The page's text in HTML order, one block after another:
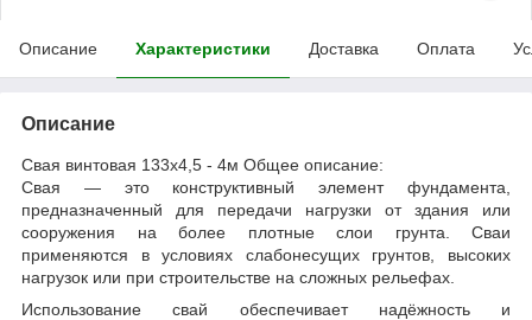
Описание Характеристики Доставка Оплата
Описание
Свая винтовая 133х4,5 - 4м Общее описание:
Свая — это конструктивный элемент фундамента,
предназначенный для передачи нагрузки от здания или
сооружения на более плотные слои грунта. Сваи
применяются в условиях слабонесущих грунтов, высоких
нагрузок или при строительстве на сложных рельефах.
Использование свай обеспечивает надёжность и